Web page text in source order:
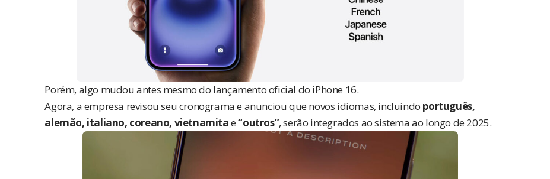
Porém, algo mudou antes mesmo do lançamento oficial do iPhone 16.
Agora, a empresa revisou seu cronograma e anunciouque novos idiomas, incluindo português,
alemão, italiano, coreano, vietnamitae“outros”, serão integrados ao sistema ao longo de 2025.